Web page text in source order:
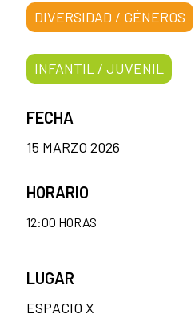
DIVERSIDAD / GÉNEROS
INFANTIL / JUVENIL
FECHA
15 MARZO 2026
HORARIO
12:00 HORAS
LUGAR
ESPACIO X